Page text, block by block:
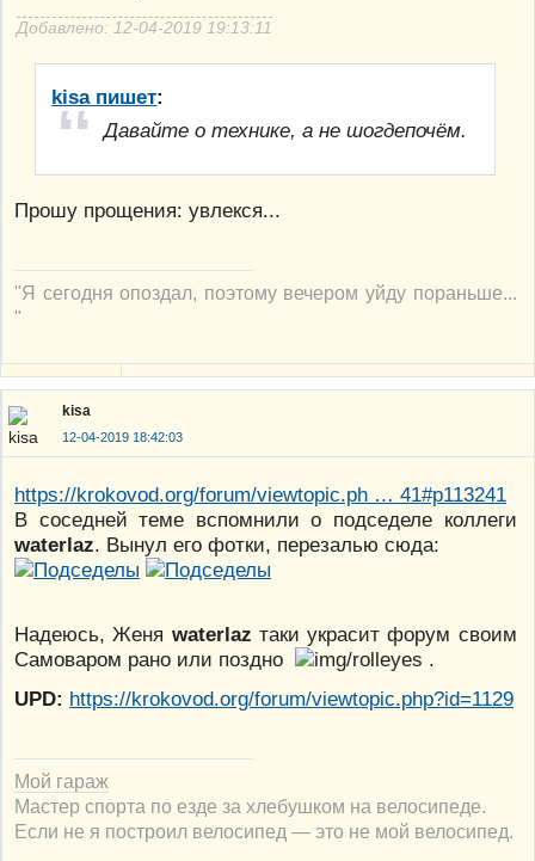
Добавлено: 12-04-2019 19:13:11
kisa пишет:
Давайте о технике, а не шогдепочём.
Прошу прощения: увлекся...
"Я сегодня опоздал, поэтому вечером уйду пораньше...
"
kisa
12-04-2019 18:42:03
https://krokovod.org/forum/viewtopic.ph … 41#p113241
В соседней теме вспомнили о подседеле коллеги
waterlaz. Вынул его фотки, перезалью сюда:
Надеюсь, Женя waterlaz таки украсит форум своим
Самоваром рано или поздно
.
UPD: https://krokovod.org/forum/viewtopic.php?id=1129
Мой гараж
Мастер спорта по езде за хлебушком на велосипеде.
Если не я построил велосипед — это не мой велосипед.